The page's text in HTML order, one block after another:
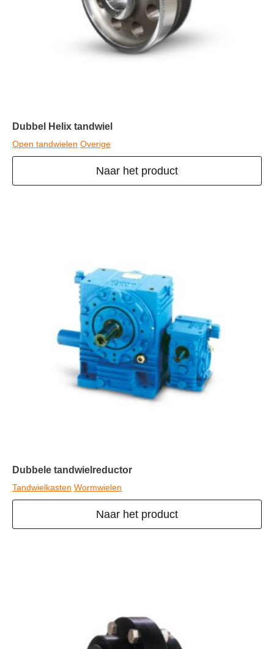
Dubbel Helix tandwiel
Open tandwielen Overige
Naar het product
Dubbele tandwielreductor
Tandwielkasten Wormwielen
Naar het product